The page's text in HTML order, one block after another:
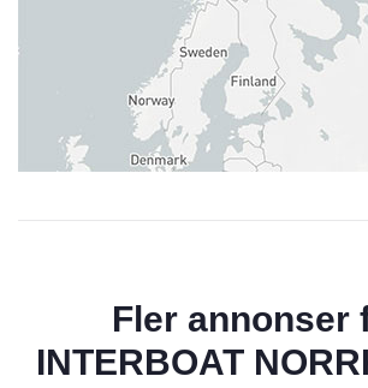
Fler annonser
INTERBOAT